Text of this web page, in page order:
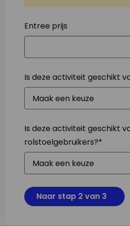
Entree prijs
Is deze activiteit geschikt
Is deze activiteit geschikt
rolstoelgebruikers?*